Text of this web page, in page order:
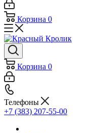
Корзина 0
Корзина 0
Телефоны
+7 (383) 207-55-00